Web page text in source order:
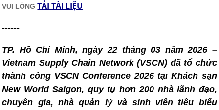
VUI LÒNGTẢI TÀI LIỆU
------
TP. Hồ Chí Minh, ngày 22 tháng 03 năm 2026 –
Vietnam Supply Chain Network (VSCN) đã tổ chức
thành công VSCN Conference 2026 tại Khách sạn
New World Saigon, quy tụ hơn 200 nhà lãnh đạo,
chuyên gia, nhà quản lý và sinh viên tiêu biểu